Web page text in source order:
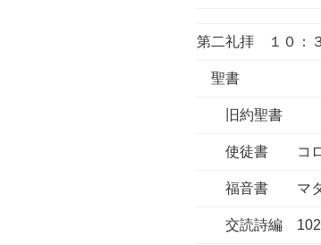
第二礼拝 １０：
聖書
旧約聖書
使徒書 コロサ
福音書 マタイ
交読詩編 102